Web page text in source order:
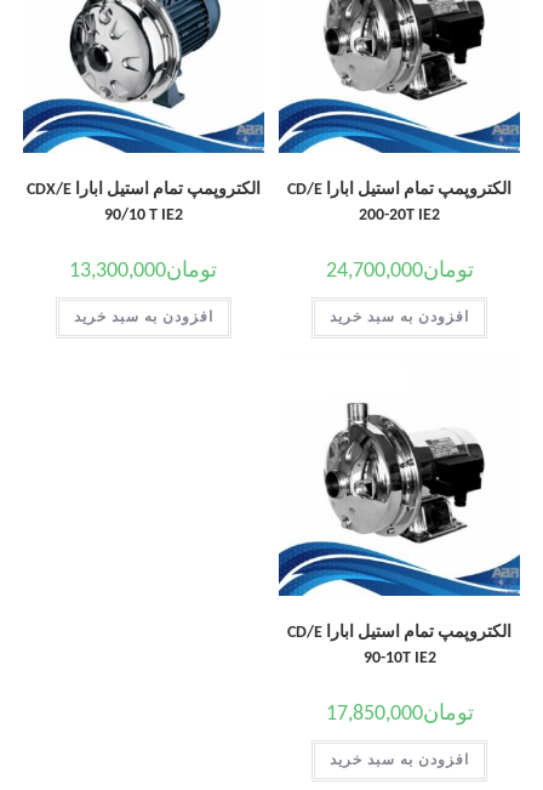
الکتروپمپ تمام استیل ابارا CD/E
200-20T IE2
تومان24,700,000
افزودن به سبد خرید
الکتروپمپ تمام استیل ابارا CDX/E
90/10 T IE2
تومان13,300,000
افزودن به سبد خرید
الکتروپمپ تمام استیل ابارا CD/E
90-10T IE2
تومان17,850,000
افزودن به سبد خرید